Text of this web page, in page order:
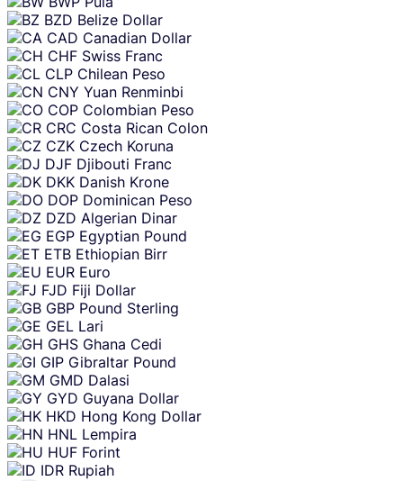
BZD Belize Dollar
CAD Canadian Dollar
CHF Swiss Franc
CLP Chilean Peso
CNY Yuan Renminbi
COP Colombian Peso
CRC Costa Rican Colon
CZK Czech Koruna
DJF Djibouti Franc
DKK Danish Krone
DOP Dominican Peso
DZD Algerian Dinar
EGP Egyptian Pound
ETB Ethiopian Birr
EUR Euro
FJD Fiji Dollar
GBP Pound Sterling
GEL Lari
GHS Ghana Cedi
GIP Gibraltar Pound
GMD Dalasi
GYD Guyana Dollar
HKD Hong Kong Dollar
HNL Lempira
HUF Forint
IDR Rupiah